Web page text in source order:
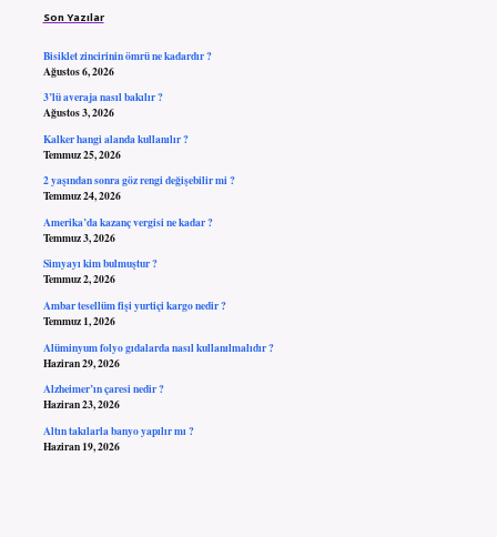
Son Yazılar
Bisiklet zincirinin ömrü ne kadardır ?
Ağustos 6, 2026
3’lü averaja nasıl bakılır ?
Ağustos 3, 2026
Kalker hangi alanda kullanılır ?
Temmuz 25, 2026
2 yaşından sonra göz rengi değişebilir mi ?
Temmuz 24, 2026
Amerika’da kazanç vergisi ne kadar ?
Temmuz 3, 2026
Simyayı kim bulmuştur ?
Temmuz 2, 2026
Ambar tesellüm fişi yurtiçi kargo nedir ?
Temmuz 1, 2026
Alüminyum folyo gıdalarda nasıl kullanılmalıdır ?
Haziran 29, 2026
Alzheimer’ın çaresi nedir ?
Haziran 23, 2026
Altın takılarla banyo yapılır mı ?
Haziran 19, 2026